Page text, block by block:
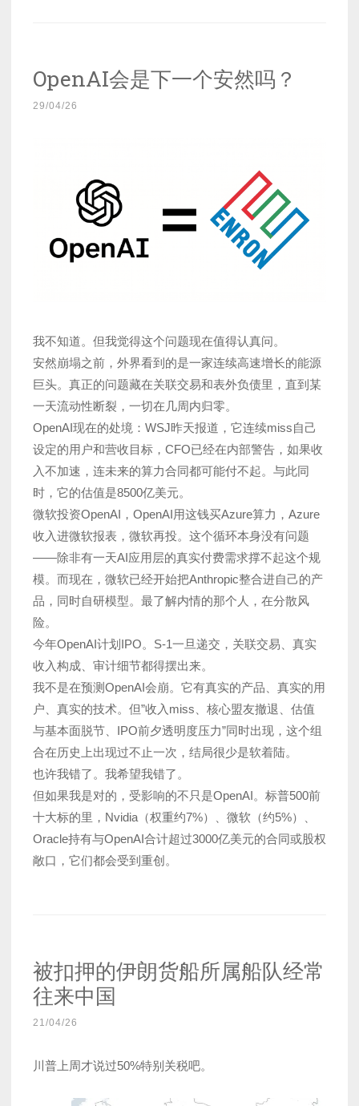
OpenAI会是下一个安然吗？
29/04/26
我不知道。但我觉得这个问题现在值得认真问。
安然崩塌之前，外界看到的是一家连续高速增长的能源
巨头。真正的问题藏在关联交易和表外负债里，直到某
一天流动性断裂，一切在几周内归零。
OpenAI现在的处境：WSJ昨天报道，它连续miss自己
设定的用户和营收目标，CFO已经在内部警告，如果收
入不加速，连未来的算力合同都可能付不起。与此同
时，它的估值是8500亿美元。
微软投资OpenAI，OpenAI用这钱买Azure算力，Azure
收入进微软报表，微软再投。这个循环本身没有问题
——除非有一天AI应用层的真实付费需求撑不起这个规
模。而现在，微软已经开始把Anthropic整合进自己的产
品，同时自研模型。最了解内情的那个人，在分散风
险。
今年OpenAI计划IPO。S-1一旦递交，关联交易、真实
收入构成、审计细节都得摆出来。
我不是在预测OpenAI会崩。它有真实的产品、真实的用
户、真实的技术。但”收入miss、核心盟友撤退、估值
与基本面脱节、IPO前夕透明度压力”同时出现，这个组
合在历史上出现过不止一次，结局很少是软着陆。
也许我错了。我希望我错了。
但如果我是对的，受影响的不只是OpenAI。标普500前
十大标的里，Nvidia（权重约7%）、微软（约5%）、
Oracle持有与OpenAI合计超过3000亿美元的合同或股权
敞口，它们都会受到重创。
被扣押的伊朗货船所属船队经常
往来中国
21/04/26
川普上周才说过50%特别关税吧。